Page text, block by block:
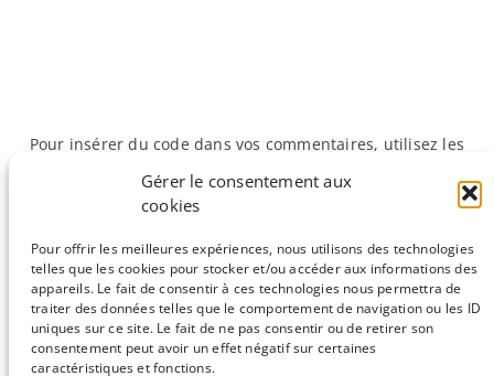
Gérer le consentement aux
cookies
Pour offrir les meilleures expériences, nous utilisons des technologies
telles que les cookies pour stocker et/ou accéder aux informations des
appareils. Le fait de consentir à ces technologies nous permettra de
traiter des données telles que le comportement de navigation ou les ID
uniques sur ce site. Le fait de ne pas consentir ou de retirer son
consentement peut avoir un effet négatif sur certaines
caractéristiques et fonctions.
Pour insérer du code dans vos commentaires, utilisez les
du neuf et du neuf !
François Gibrat »
Sauf mention contraire, tous les articles du blog sont sous licence